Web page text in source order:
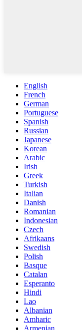
English
French
German
Portuguese
Spanish
Russian
Japanese
Korean
Arabic
Irish
Greek
Turkish
Italian
Danish
Romanian
Indonesian
Czech
Afrikaans
Swedish
Polish
Basque
Catalan
Esperanto
Hindi
Lao
Albanian
Amharic
Armenian